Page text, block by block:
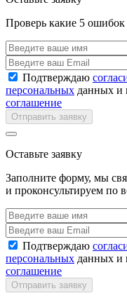
Проверь какие 5
Подтверждаю
персональных данных и
соглашение
Отправить заявку
Оставьте заявку
Заполните форму, мы
и проконсультируем по
Подтверждаю
персональных данных
соглашение
Отправить заявку